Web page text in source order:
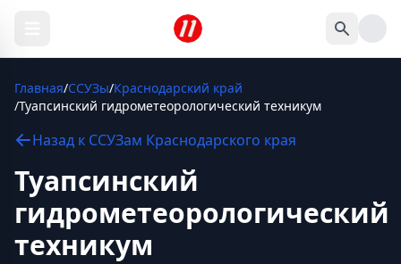
Главная/ССУЗы/Краснодарский край
/Туапсинский гидрометеорологический техникум
Назад к ССУЗам Краснодарского края
Туапсинский
гидрометеорологический
техникум